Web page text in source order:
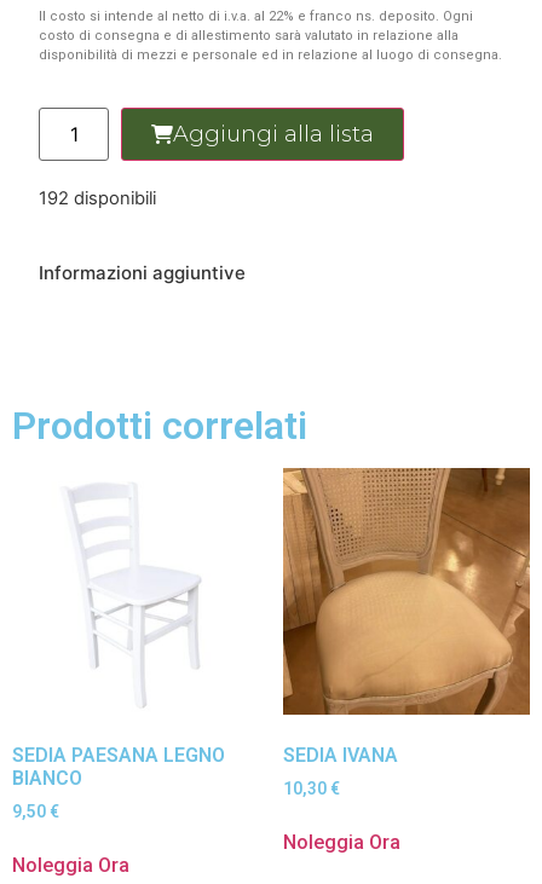
Il costo si intende al netto di i.v.a. al 22% e franco ns. deposito. Ogni
costo di consegna e di allestimento sarà valutato in relazione alla
disponibilità di mezzi e personale ed in relazione al luogo di consegna.
Aggiungi alla lista
192 disponibili
Informazioni aggiuntive
Prodotti correlati
SEDIA PAESANA LEGNO
BIANCO
9,50 €
Noleggia Ora
SEDIA IVANA
10,30 €
Noleggia Ora